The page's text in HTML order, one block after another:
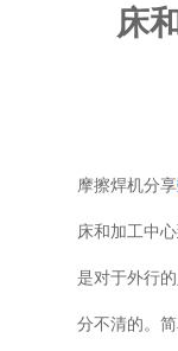
专用机床
床
摩擦焊机分享
床和加工中
是对于外行
分不清的。